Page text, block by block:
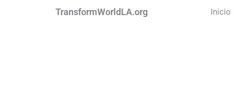
TransformWorldLA.org Inicio